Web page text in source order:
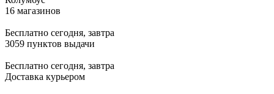
16 магазинов
Бесплатно сегодня, завтра
3059 пунктов выдачи
Бесплатно сегодня, завтра
Доставка курьером